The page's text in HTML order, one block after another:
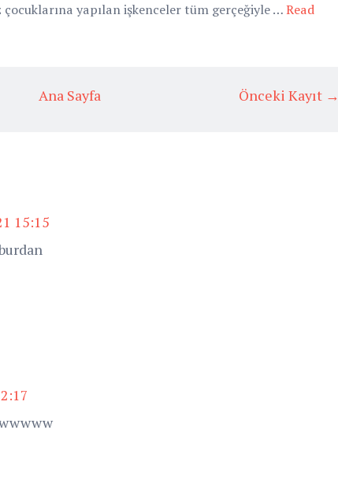
çocuklarına yapılan işkenceler tüm gerçeğiyle …Read
Önceki Kayıt →
Ana Sayfa
15:15